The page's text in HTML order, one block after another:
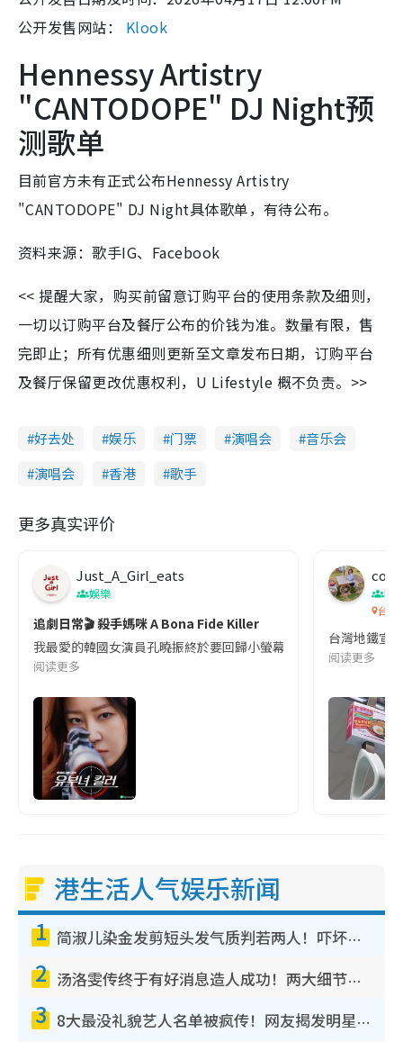
公开发售网站： Klook
Hennessy Artistry
"CANTODOPE" DJ Night预
测歌单
目前官方未有正式公布Hennessy Artistry
"CANTODOPE" DJ Night具体歌单，有待公布。
资料来源：歌手IG、Facebook
<< 提醒大家，购买前留意订购平台的使用条款及细则，
一切以订购平台及餐厅公布的价钱为准。数量有限，售
完即止；所有优惠细则更新至文章发布日期，订购平台
及餐厅保留更改优惠权利，U Lifestyle 概不负责。>>
好去处 娱乐 门票 演唱会
音乐会
演唱会
香港 歌手
更多真实评价
Just_A_Girl_eats
娛樂
追劇日常🎬 殺手媽咪 A Bona Fide Killer
我最愛的韓國女演員孔曉振終於要回歸小螢幕啦!這次的劇本改編
阅读更多
co
吹
台灣
台灣地鐵宣
阅读更多
港生活人气娱乐新闻
1 简淑儿染金发剪短头发气质判若两人！吓坏老公麦大力都认不出：“你做什么？”
2 汤洛雯传终于有好消息造人成功！两大细节曝孕味极浓引猜测：大肚婆先会咁！
3 8大最没礼貌艺人名单被疯传！网友揭发明星真面目，一致数落这一位是无品天花板？